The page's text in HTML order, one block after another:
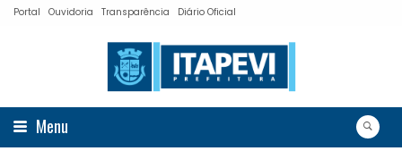
Portal Ouvidoria Transparência Diário Oficial
Menu